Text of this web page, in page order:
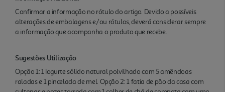
Confirmar a informação no rótulo do artigo. Devido a possíveis
alterações de embalagens e/ou rótulos, deverá considerar sempre
a informação que acompanha o produto que recebe.
Sugestões Utilização
Opção 1: 1 Iogurte sólido natural polvilhado com 5 amêndoas
raladas e 1 pincelada de mel. Opção 2: 1 fatia de pão da casa com